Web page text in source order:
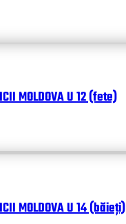
MOLDOVA U 12 (fete)
MOLDOVA U 14 (băieți)